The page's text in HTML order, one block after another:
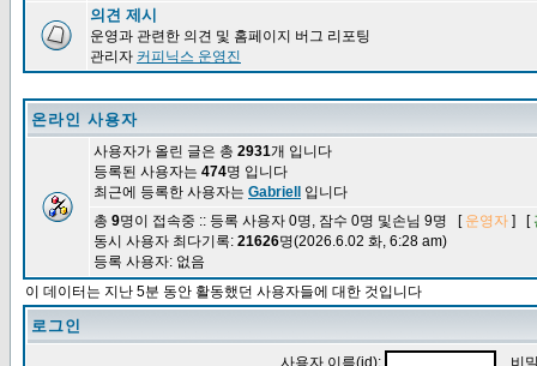
의견 제시
운영과 관련한 의견 및 홈페이지 버그 리포팅
관리자 커피닉스 운영진
온라인 사용자
사용자가 올린 글은 총 2931개 입니다
등록된 사용자는 474명 입니다
최근에 등록한 사용자는 Gabriell
입니다
총 9명이 접속중 :: 등록 사용자 0명, 잠수 0명 및손님 9명 [ 운영자 ] [
동시 사용자 최다기록: 21626명(2026.6.02 화, 6:28 am)
등록 사용자: 없음
이 데이터는 지난 5분 동안 활동했던 사용자들에 대한 것입니다
로그인
사용자 이름(id): 비